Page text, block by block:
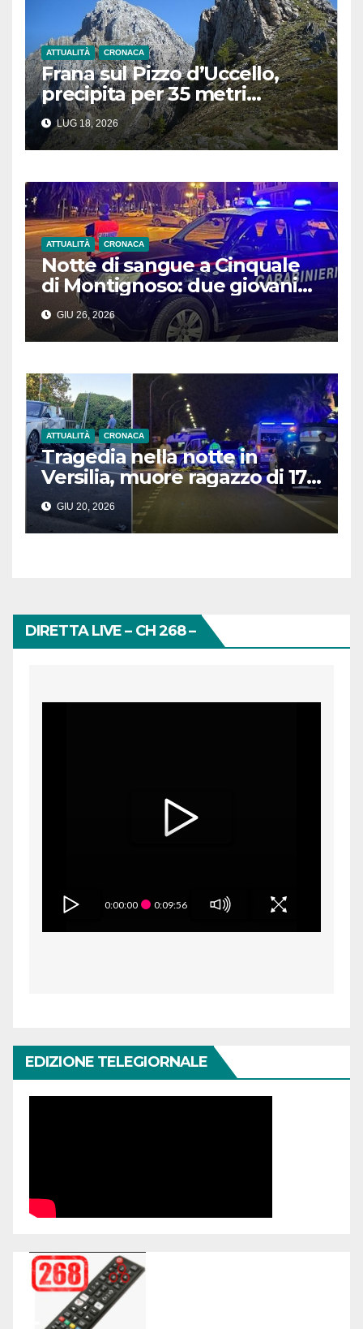
ATTUALITÀ CRONACA
Frana sul Pizzo d’Uccello,
precipita per 35 metri
durante un’arrampicata:
soccorsi in azione
LUG 18, 2026
ATTUALITÀ CRONACA
Notte di sangue a Cinquale
di Montignoso: due giovani
feriti da colpi d’arma da
fuoco in due situazioni
differenti
GIU 26, 2026
ATTUALITÀ CRONACA
Tragedia nella notte in
Versilia, muore ragazzo di 17
anni. Il conducente del Suv
scappa
GIU 20, 2026
DIRETTA LIVE – CH 268 –
0:00:00 0:09:56
EDIZIONE TELEGIORNALE